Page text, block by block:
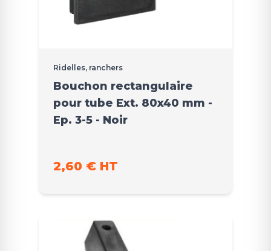
Ridelles, ranchers
Bouchon rectangulaire
pour tube Ext. 80x40 mm -
Ep. 3-5 - Noir
2,60 € HT